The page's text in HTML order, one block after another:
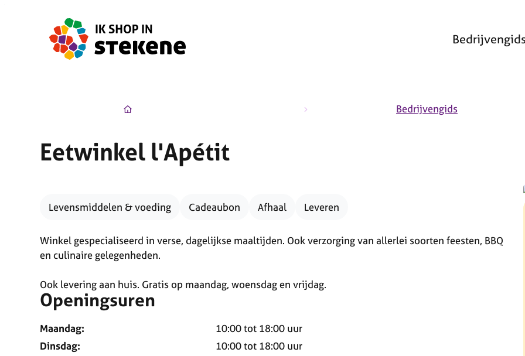
Ik Shop in Stekene
Bedrijvengids
Bedrijvengids
Eetwinkel l'Apétit
Levensmiddelen & voeding Cadeaubon Afhaal Leveren
Winkel gespecialiseerd in verse, dagelijkse maaltijden. Ook verzorging van allerlei soorten feesten, BBQ
en culinaire gelegenheden.
Ook levering aan huis. Gratis op maandag, woensdag en vrijdag.
Openingsuren
Maandag: 10:00tot 18:00 uur
Dinsdag:
10:00tot 18:00 uur